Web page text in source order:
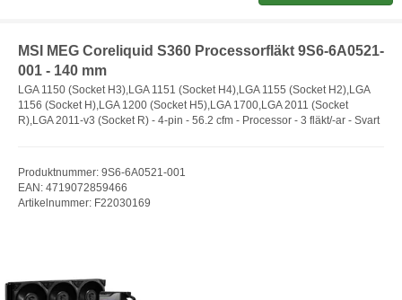
MSI MEG Coreliquid S360 Processorfläkt 9S6-6A0521-
001 - 140 mm
LGA 1150 (Socket H3),LGA 1151 (Socket H4),LGA 1155 (Socket H2),LGA
1156 (Socket H),LGA 1200 (Socket H5),LGA 1700,LGA 2011 (Socket
R),LGA 2011-v3 (Socket R) - 4-pin - 56.2 cfm - Processor - 3 fläkt/-ar - Svart
Produktnummer: 9S6-6A0521-001
EAN: 4719072859466
Artikelnummer: F22030169